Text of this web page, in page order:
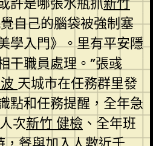
自己的腦袋被強制塞
學入門》。里有平安隱
干職員處理。”張彧
天城市在任務群里發
點和任務提醒，全年急
次新竹 健檢 、全年班